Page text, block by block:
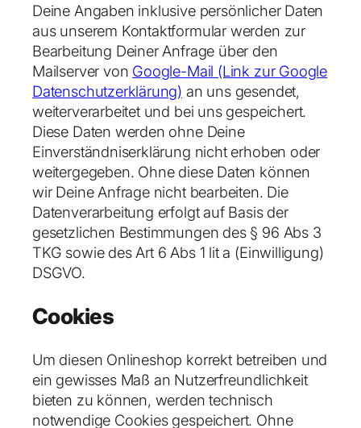
Deine Angaben inklusive persönlicher Daten
aus unserem Kontaktformular werden zur
Bearbeitung Deiner Anfrage über den
Mailserver von Google-Mail (Link zur Google
Datenschutzerklärung) an uns gesendet,
weiterverarbeitet und bei uns gespeichert.
Diese Daten werden ohne Deine
Einverständniserklärung nicht erhoben oder
weitergegeben. Ohne diese Daten können
wir Deine Anfrage nicht bearbeiten. Die
Datenverarbeitung erfolgt auf Basis der
gesetzlichen Bestimmungen des § 96 Abs 3
TKG sowie des Art 6 Abs 1 lit a (Einwilligung)
DSGVO.
Cookies
Um diesen Onlineshop korrekt betreiben und
ein gewisses Maß an Nutzerfreundlichkeit
bieten zu können, werden technisch
notwendige Cookies gespeichert. Ohne